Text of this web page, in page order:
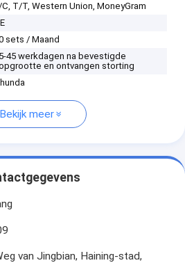
C, T/T, Western Union, MoneyGram
sets / Maand
45 werkdagen na bevestigde
en ontvangen storting
Bekijk meer
van Jingbian, Haining-stad,